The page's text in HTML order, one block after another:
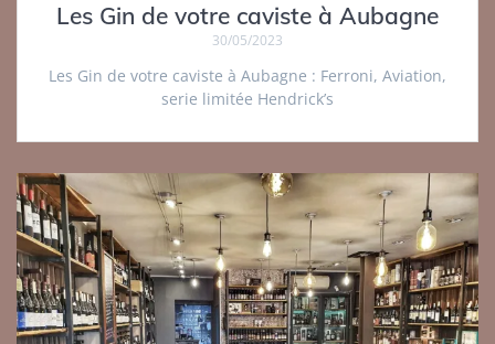
Les Gin de votre caviste à Aubagne
30/05/2023
Les Gin de votre caviste à Aubagne : Ferroni, Aviation,
serie limitée Hendrick’s